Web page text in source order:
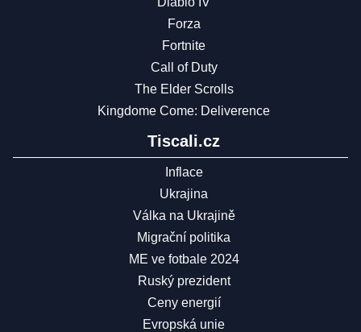
Forza
Fortnite
Call of Duty
The Elder Scrolls
Kingdome Come: Deliverence
Tiscali.cz
Inflace
Ukrajina
Válka na Ukrajině
Migrační politika
ME ve fotbale 2024
Ruský prezident
Ceny energií
Evropská unie